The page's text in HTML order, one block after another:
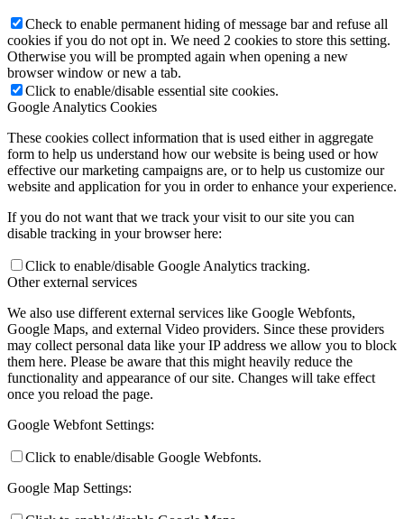
Check to enable permanent hiding of message bar and refuse all
cookies if you do not opt in. We need 2 cookies to store this setting.
Otherwise you will be prompted again when opening a new
browser window or new a tab.
Click to enable/disable essential site cookies.
Google Analytics Cookies
These cookies collect information that is used either in aggregate
form to help us understand how our website is being used or how
effective our marketing campaigns are, or to help us customize our
website and application for you in order to enhance your experience.
If you do not want that we track your visit to our site you can
disable tracking in your browser here:
Click to enable/disable Google Analytics tracking.
Other external services
We also use different external services like Google Webfonts,
Google Maps, and external Video providers. Since these providers
may collect personal data like your IP address we allow you to block
them here. Please be aware that this might heavily reduce the
functionality and appearance of our site. Changes will take effect
once you reload the page.
Google Webfont Settings:
Click to enable/disable Google Webfonts.
Google Map Settings: